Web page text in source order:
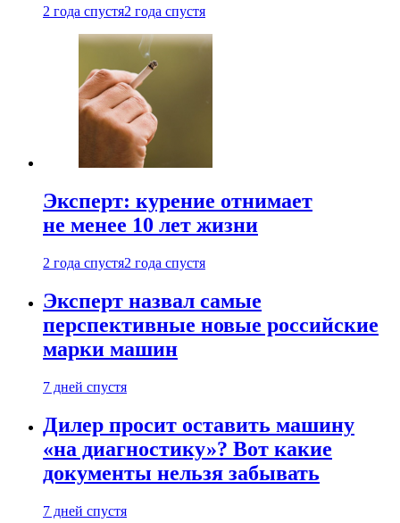
2 года спустя2 года спустя
Эксперт: курение отнимает
не менее 10 лет жизни
2 года спустя2 года спустя
Эксперт назвал самые
перспективные новые российские
марки машин
7 дней спустя
Дилер просит оставить машину
«на диагностику»? Вот какие
документы нельзя забывать
7 дней спустя